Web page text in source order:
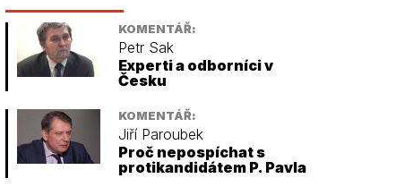
KOMENTÁŘ:
Petr Sak
Experti a odborníci v
Česku
KOMENTÁŘ:
Jiří Paroubek
Proč nepospíchat s
protikandidátem P. Pavla